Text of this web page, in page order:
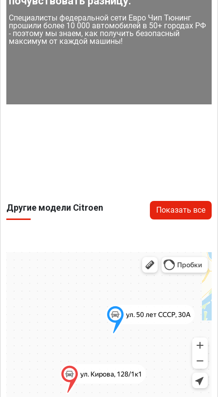
Специалисты федеральной сети Евро Чип Тюнинг
прошили более 10 000 автомобилей в 50+ городах РФ
- поэтому мы знаем, как получить безопасный
максимум от каждой машины!
Другие модели Citroen Показать все